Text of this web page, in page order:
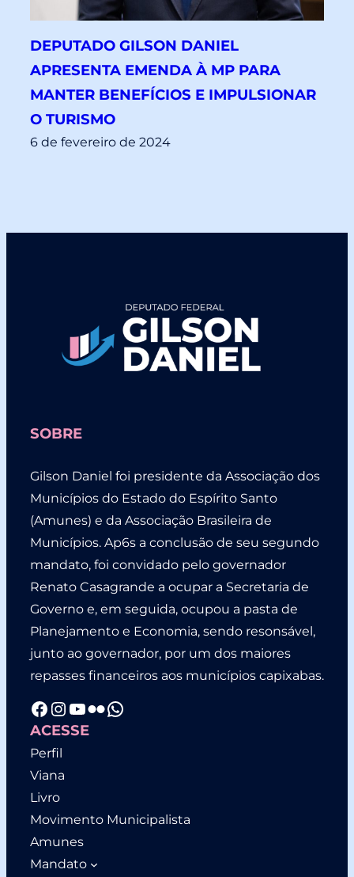
DEPUTADO GILSON DANIEL
APRESENTA EMENDA À MP PARA
MANTER BENEFÍCIOS E IMPULSIONAR
O TURISMO
6 de fevereiro de 2024
SOBRE
Gilson Daniel foi presidente da Associação dos
Municípios do Estado do Espírito Santo
(Amunes) e da Associação Brasileira de
Municípios. Ap6s a conclusão de seu segundo
mandato, foi convidado pelo governador
Renato Casagrande a ocupar a Secretaria de
Governo e, em seguida, ocupou a pasta de
Planejamento e Economia, sendo resonsável,
junto ao governador, por um dos maiores
repasses financeiros aos municípios capixabas.
Facebook InstagramYouTube Flickr WhatsApp
ACESSE
Perfil
Viana
Livro
Movimento Municipalista
Amunes
Mandato